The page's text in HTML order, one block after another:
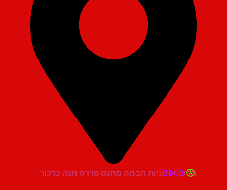
מרכז אומניות הבמה מתנס פרדס חנה כרכור
21:30